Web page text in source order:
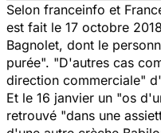
Selon franceinfo et
est fait le 17 octobre
Bagnolet, dont le
purée". "D'autres cas
direction commerciale"
Et le 16 janvier un "os
retrouvé "dans une